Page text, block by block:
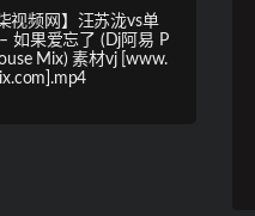
视频网】汪苏泷vs单
如果爱忘了 (Dj阿易 P
Mix) 素材vj [www.